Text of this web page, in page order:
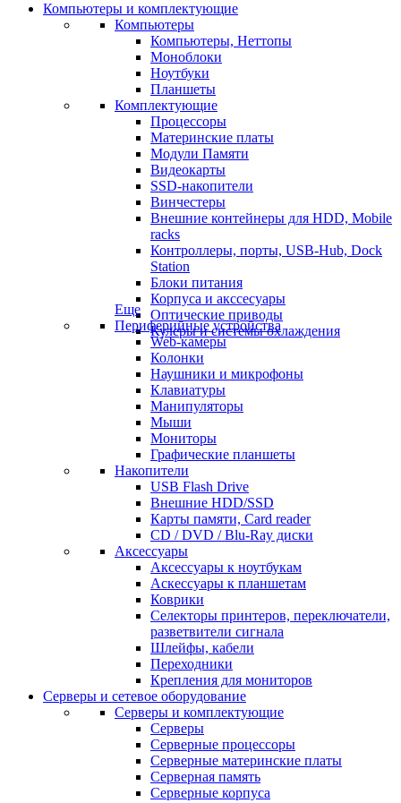
Компьютеры и комплектующие
Компьютеры
Компьютеры, Неттопы
Моноблоки
Ноутбуки
Планшеты
Комплектующие
Процессоры
Материнские платы
Модули Памяти
Видеокарты
SSD-накопители
Винчестеры
Внешние контейнеры для HDD, Mobile
racks
Контроллеры, порты, USB-Hub, Dock
Station
Блоки питания
Корпуса и акссесуары
Оптические приводы
Кулеры и системы охлаждения
Еще
Периферийные устройства
Web-камеры
Колонки
Наушники и микрофоны
Клавиатуры
Манипуляторы
Мыши
Мониторы
Графические планшеты
Накопители
USB Flash Drive
Внешние HDD/SSD
Карты памяти, Card reader
CD / DVD / Blu-Ray диски
Аксессуары
Аксессуары к ноутбукам
Аскессуары к планшетам
Коврики
Селекторы принтеров, переключатели,
разветвители сигнала
Шлейфы, кабели
Переходники
Крепления для мониторов
Серверы и сетевое оборудование
Серверы и комплектующие
Серверы
Серверные процессоры
Серверные материнские платы
Серверная память
Серверные корпуса